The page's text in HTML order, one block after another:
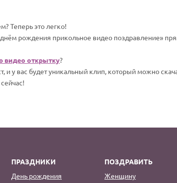
Теперь это легко!
рождения прикольное видео поздравление»
видео открытку?
и у вас будет уникальный клип, который можно
ПРАЗДНИКИ
День рождения
ПОЗДРАВИТЬ
Женщину